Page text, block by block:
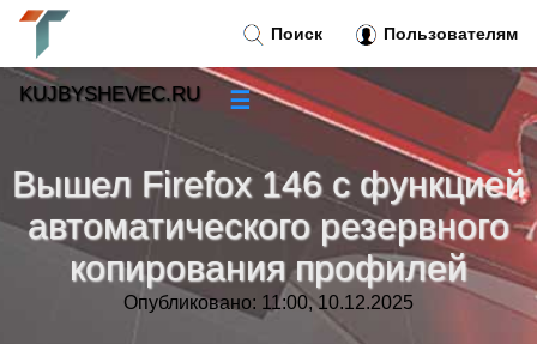
Вышел Firefox 146 с функцией
автоматического резервного
копирования профилей
Опубликовано: 11:00, 10.12.2025
Поиск Пользователям
KUJBYSHEVEC.RU ☰
Новости»
Тренды новостей»
Рубрики»